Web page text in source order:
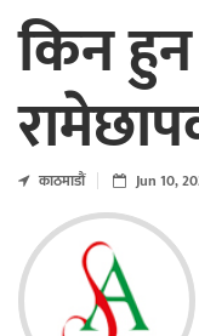
किन
काठमाडाैं Jun 10,